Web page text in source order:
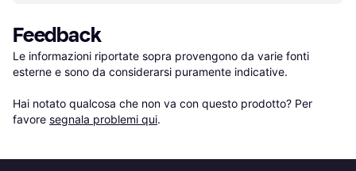
Feedback
Le informazioni riportate sopra provengono da varie fonti
esterne e sono da considerarsi puramente indicative.
Hai notato qualcosa che non va con questo prodotto? Per
favore segnala problemi qui.